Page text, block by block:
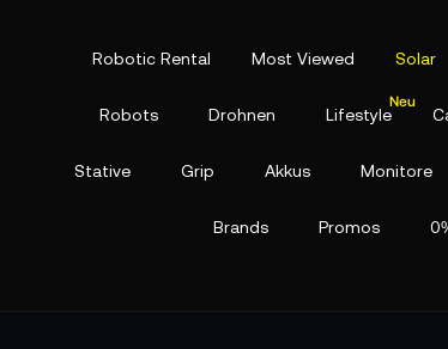
Robotic Rental Most Viewed Solar
Robots Drohnen Lifestyle
Stative Grip Akkus Monitore
Brands Promos